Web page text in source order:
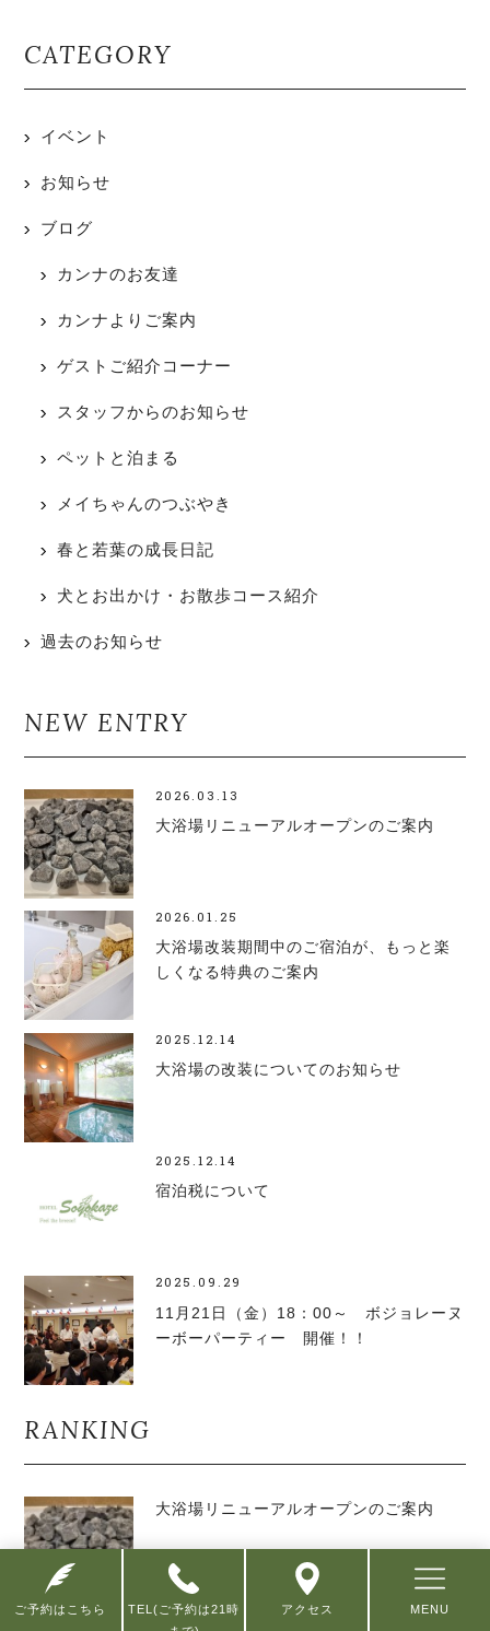
ご予約はこちら
TEL(ご予約は21時
アクセス MENU
CATEGORY
イベント
お知らせ
ブログ
カンナのお友達
カンナよりご案内
ゲストご紹介コーナー
スタッフからのお知らせ
ペットと泊まる
メイちゃんのつぶやき
春と若葉の成長日記
犬とお出かけ・お散歩コース紹介
過去のお知らせ
NEW ENTRY
2026.03.13
大浴場リニューアルオープンのご案内
2026.01.25
大浴場改装期間中のご宿泊が、もっと楽
しくなる特典のご案内
2025.12.14
大浴場の改装についてのお知らせ
2025.12.14
宿泊税について
2025.09.29
11月21日（金）18：00～ ボジョレーヌ
ーボーパーティー 開催！！
RANKING
大浴場リニューアルオープンのご案内